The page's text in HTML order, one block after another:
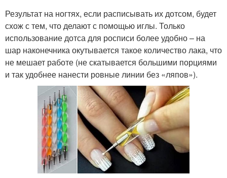
Результат на ногтях, если расписывать их дотсом, будет
схож с тем, что делают с помощью иглы. Только
использование дотса для росписи более удобно – на
шар наконечника окутывается такое количество лака, что
не мешает работе (не скатывается большими порциями
и так удобнее нанести ровные линии без «ляпов»).